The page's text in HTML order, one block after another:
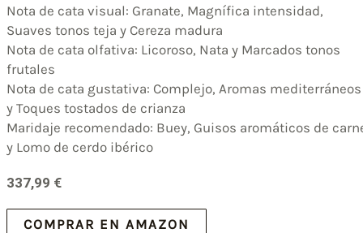
Nota de cata visual: Granate, Magnífica intensidad,
Suaves tonos teja y Cereza madura
Nota de cata olfativa: Licoroso, Nata y Marcados tonos
frutales
Nota de cata gustativa: Complejo, Aromas mediterráneos
y Toques tostados de crianza
Maridaje recomendado: Buey, Guisos aromáticos de
y Lomo de cerdo ibérico
337,99 €
COMPRAR EN AMAZON